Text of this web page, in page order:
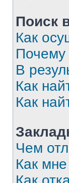
Поиск
Как
Почему
В
Как
Как
Чем
Как